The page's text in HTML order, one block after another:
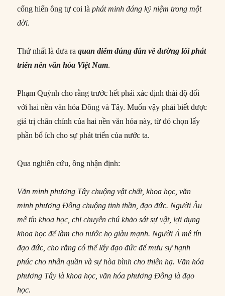
cống hiến ông tự coi làphát minh đáng kỷ niệm trong một
đời.
Thứ nhất là đưa raquan điểm đúng đắn về đường lối phát
triển nền văn hóa Việt Nam.
Phạm Quỳnh cho rằng trước hết phải xác định thái độ đối
với hai nền văn hóa Đông và Tây. Muốn vậy phải biết được
giá trị chân chính của hai nền văn hóa này, từ đó chọn lấy
phần bổ ích cho sự phát triển của nước ta.
Qua nghiên cứu, ông nhận định:
Văn minh phương Tây chuộng vật chất, khoa học, văn
minh phương Đông chuộng tinh thần, đạo đức. Người Âu
mê tín khoa học, chỉ chuyên chú khảo sát sự vật, lợi dụng
khoa học để làm cho nước họ giàu mạnh. Người Á mê tín
đạo đức, cho rằng có thể lấy đạo đức để mưu sự hạnh
phúc cho nhân quần và sự hòa bình cho thiên hạ. Văn hóa
phương Tây là khoa học, văn hóa phương Đông là đạo
học.